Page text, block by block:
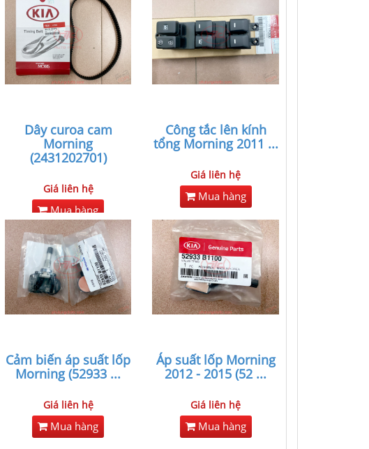
Dây curoa cam
Morning
(2431202701)
Giá liên hệ
Mua hàng
Công tắc lên kính
tổng Morning 2011 ...
Giá liên hệ
Mua hàng
Cảm biến áp suất lốp
Morning (52933 ...
Giá liên hệ
Mua hàng
Áp suất lốp Morning
2012 - 2015 (52 ...
Giá liên hệ
Mua hàng